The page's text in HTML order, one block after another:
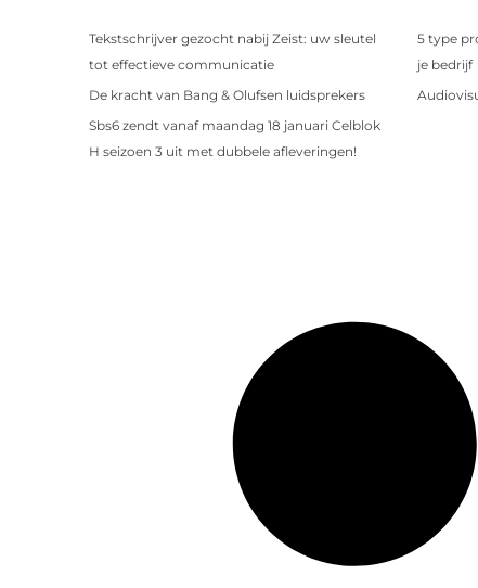
Tekstschrijver gezocht nabij Zeist: uw sleutel
tot effectieve communicatie
5 type
je bedrijf
De kracht van Bang & Olufsen luidsprekers
Sbs6 zendt vanaf maandag 18 januari Celblok
H seizoen 3 uit met dubbele afleveringen!